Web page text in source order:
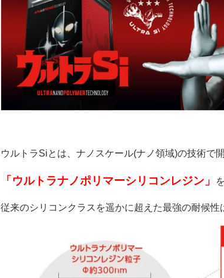
ウルトラSiとは、ナノスケール(ナノ領域)の技術で
「ウルトラナノポリマーシリコンレジン」
従来のシリコンクラスを遥かに超えた最強の耐候性